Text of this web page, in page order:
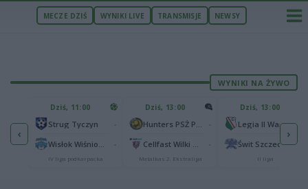
MECZE DZIŚ WYNIKI LIVE TRANSMISJE NEWSY
WYNIKI NA ŻYWO
‹
Podbeskidzie Bielsko-Biała2
2
Dziś, 11:00
Strug Tyczyn
IV liga podkarpacka
Dziś, 13:00
Metalkas 2. Ekstraliga
Dziś, 13:00
Legia II Warszawa
Świt Szczecin
II liga
›